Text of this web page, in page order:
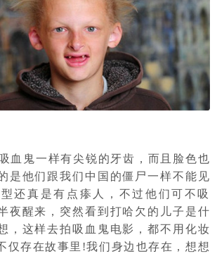
血鬼一样有尖锐的牙齿，而且脸色也
是他们跟我们中国的僵尸一样不能见
还真是有点瘆人，不过他们可不吸
夜醒来，突然看到打哈欠的儿子是什
，这样去拍吸血鬼电影，都不用化妆
仅存在故事里!我们身边也存在，想想